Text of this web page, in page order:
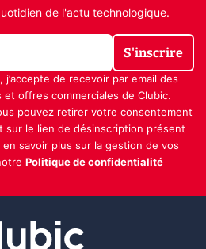
de l'actu technologique.
S'inscrire
j’accepte de recevoir par email des
et offres commerciales de Clubic.
pouvez retirer votre consentement
sur le lien de désinscription présent
en savoir plus sur la gestion de vos
Politique de confidentialité